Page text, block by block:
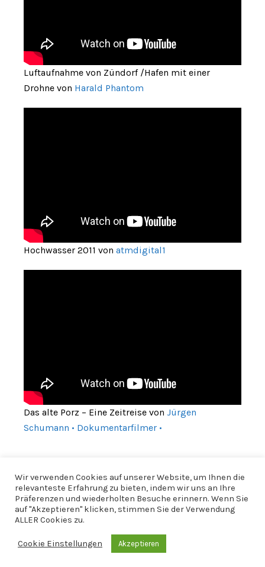
Luftaufnahme von Zündorf /Hafen mit einer
Drohne von Harald Phantom
Hochwasser 2011 von atmdigital1
Das alte Porz – Eine Zeitreise von Jürgen
Schumann • Dokumentarfilmer •
Impressum|Datenschutzerklärung
Wir verwenden Cookies auf unserer Website, um Ihnen die
relevanteste Erfahrung zu bieten, indem wir uns an Ihre
Präferenzen und wiederholten Besuche erinnern. Wenn Sie
auf "Akzeptieren" klicken, stimmen Sie der Verwendung
ALLER Cookies zu.
Cookie Einstellungen Akzeptieren